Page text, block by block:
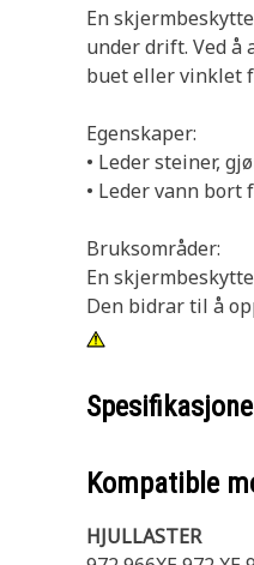
En
under drift. Ved å
buet eller vinklet
Egenskaper:
• Leder steiner,
• Leder vann
Bruksområder:
En
Den bidrar til å
Kompatible
HJULLASTER